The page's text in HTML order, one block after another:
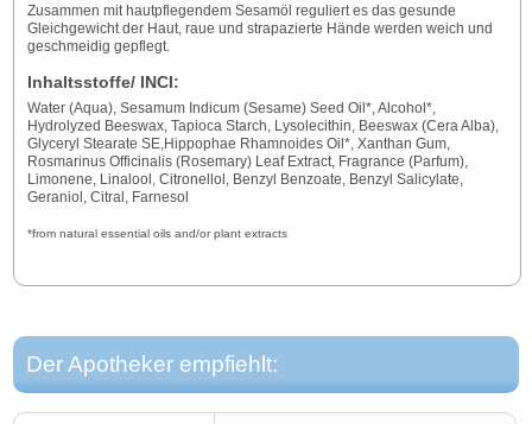
Zusammen mit hautpflegendem Sesamöl reguliert es das gesunde
Gleichgewicht der Haut, raue und strapazierte Hände werden weich und
geschmeidig gepflegt.
Inhaltsstoffe/ INCI:
Water (Aqua), Sesamum Indicum (Sesame) Seed Oil*, Alcohol*,
Hydrolyzed Beeswax, Tapioca Starch, Lysolecithin, Beeswax (Cera Alba),
Glyceryl Stearate SE,Hippophae Rhamnoides Oil*, Xanthan Gum,
Rosmarinus Officinalis (Rosemary) Leaf Extract, Fragrance (Parfum),
Limonene, Linalool, Citronellol, Benzyl Benzoate, Benzyl Salicylate,
Geraniol, Citral, Farnesol
*from natural essential oils and/or plant extracts
Der Apotheker empfiehlt: